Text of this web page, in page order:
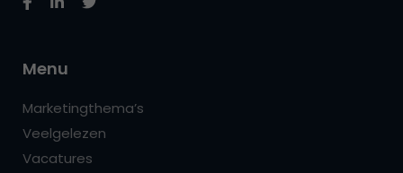
Menu
Marketingthema’s
Veelgelezen
Vacatures